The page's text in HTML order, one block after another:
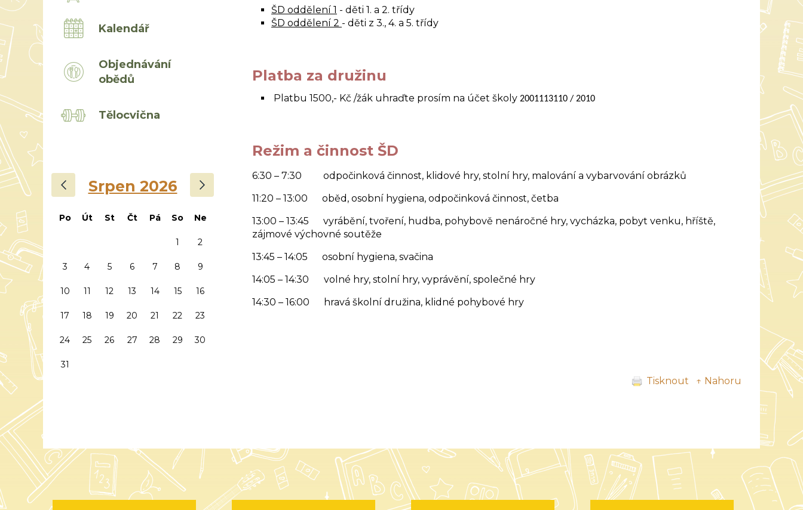
ŠD oddělení 1 - děti 1. a 2. třídy
ŠD oddělení 2 - děti z 3., 4. a 5. třídy
Platba za družinu
Platbu 1500,- Kč /žák uhraďte prosím na účet školy 2001113110 / 2010
Režim a činnost ŠD
6:30 – 7:30 odpočinková činnost, klidové hry, stolní hry, malování a vybarvování obrázků
11:20 – 13:00 oběd, osobní hygiena, odpočinková činnost, četba
13:00 – 13:45 vyrábění, tvoření, hudba, pohybově nenáročné hry, vycházka, pobyt venku, hříště,
zájmové výchovné soutěže
13:45 – 14:05 osobní hygiena, svačina
14:05 – 14:30
volné hry, stolní hry, vyprávění, společné hry
14:30 – 16:00 hravá školní družina, klidné pohybové hry
Tisknout ↑ Nahoru
Kalendář
Objednávání
obědů
Tělocvična
Srpen 2026 ›
Po Út St Čt Pá So Ne
1 2
3 4 5 6 7 8 9
10 11 12 13 14 15 16
17 18 19 20 21 22 23
24 25 26 27 28 29 30
31